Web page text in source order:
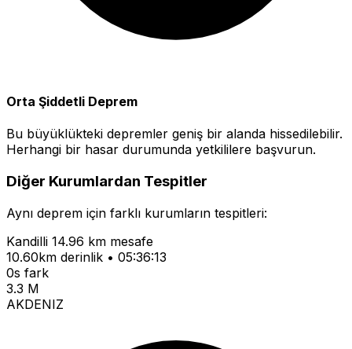
Orta Şiddetli Deprem
Bu büyüklükteki depremler geniş bir alanda hissedilebilir.
Herhangi bir hasar durumunda yetkililere başvurun.
Diğer Kurumlardan Tespitler
Aynı deprem için farklı kurumların tespitleri:
Kandilli 14.96 km mesafe
10.60km derinlik • 05:36:13
0s fark
3.3 M
AKDENIZ